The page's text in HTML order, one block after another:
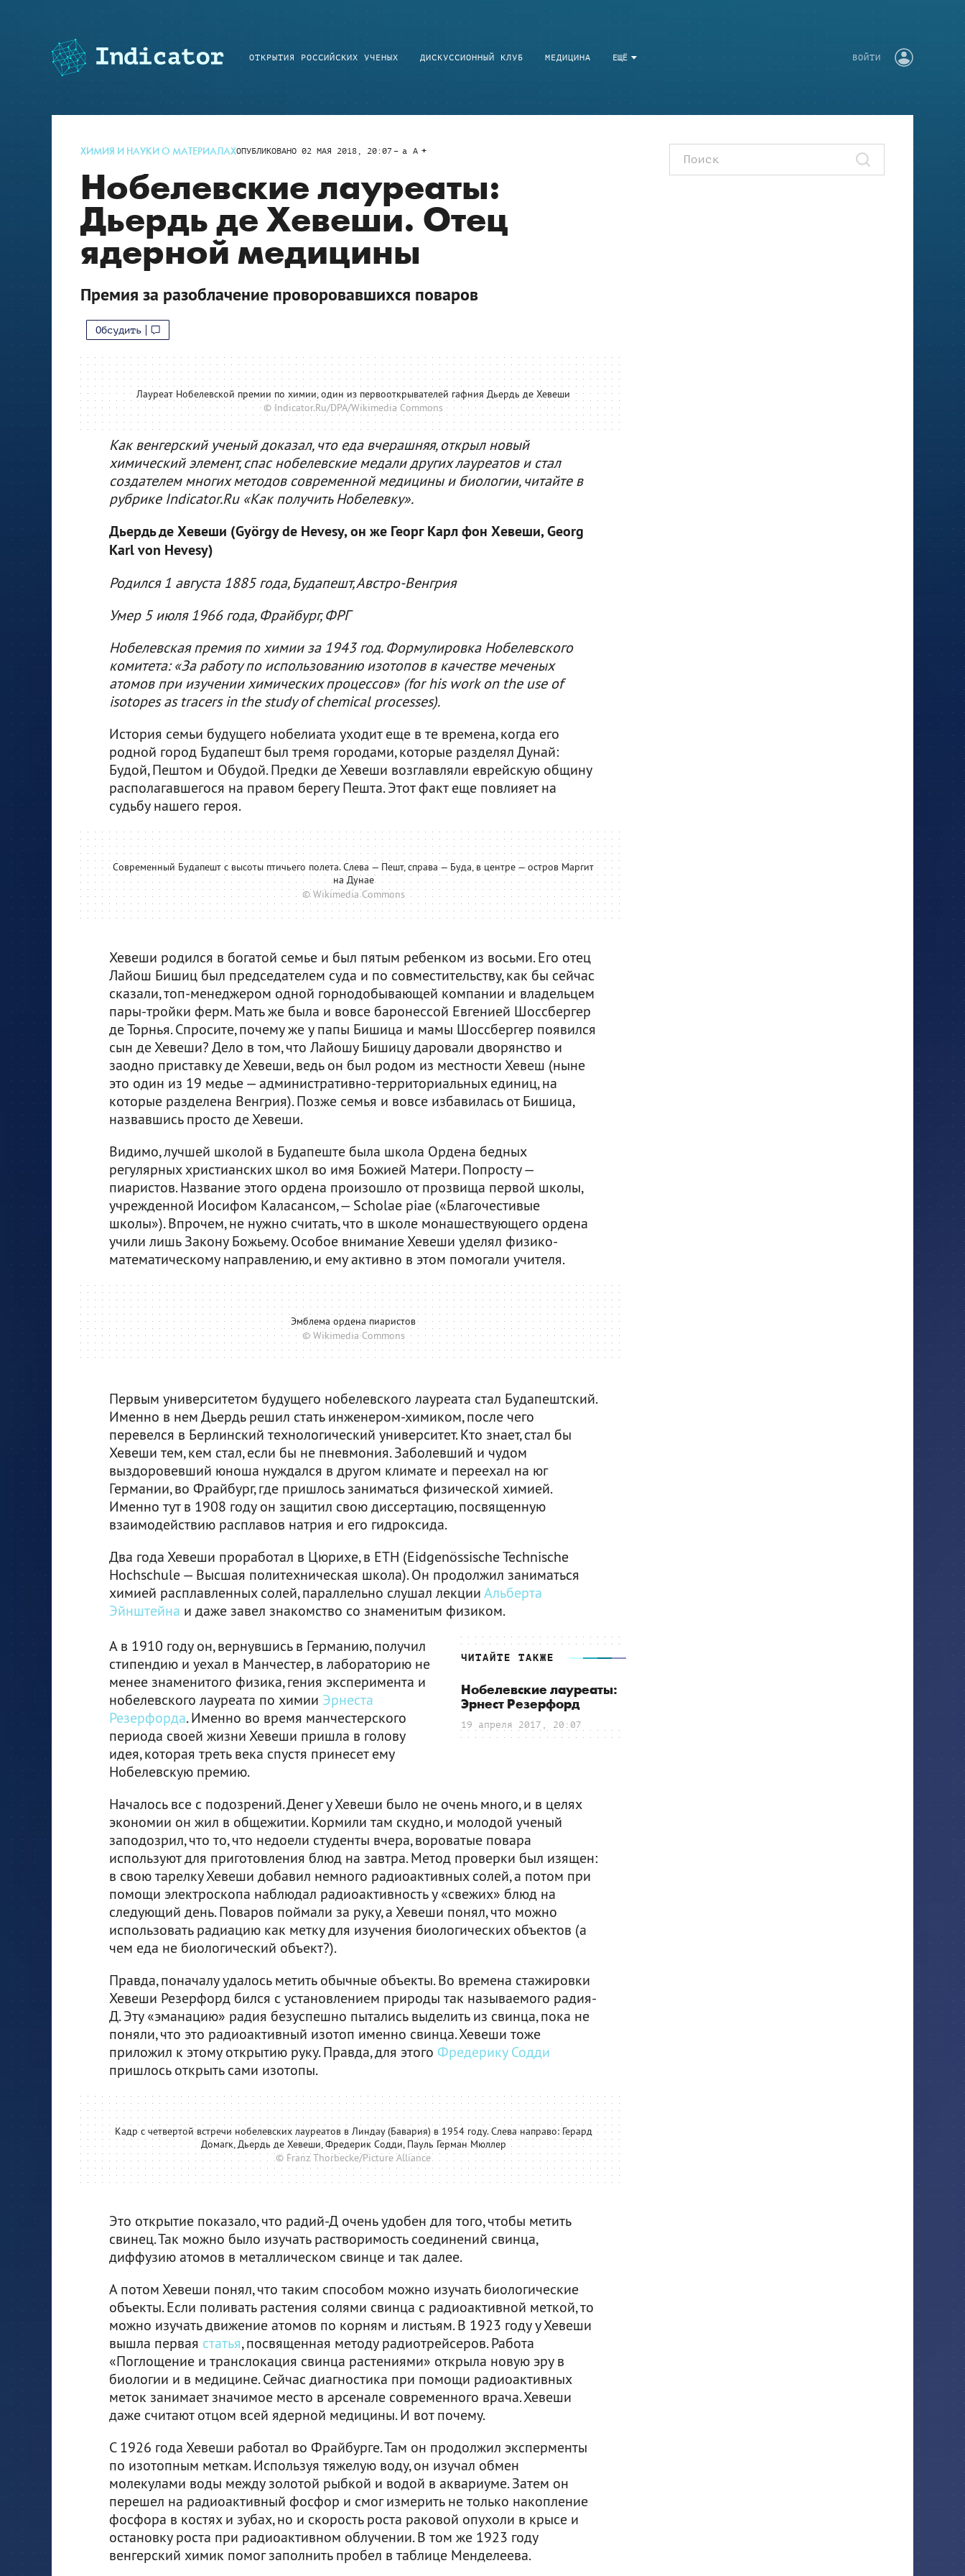
ЕЩЁ
ОТКРЫТИЯ РОССИЙСКИХ УЧЕНЫХ ДИСКУССИОННЫЙ КЛУБ МЕДИЦИНА ВОЙТИ
ХИМИЯ И НАУКИ О МАТЕРИАЛАХОПУБЛИКОВАНО 02 МАЯ 2018, 20:07 a A
Нобелевские лауреаты:
Дьердь де Хевеши. Отец
ядерной медицины
Премия за разоблачение проворовавшихся поваров
Обсудить
Лауреат Нобелевской премии по химии, один из первооткрывателей гафния Дьердь де Хевеши
© Indicator.Ru/DPA/Wikimedia Commons
Как венгерский ученый доказал, что еда вчерашняя, открыл новый
химический элемент, спас нобелевские медали других лауреатов и стал
создателем многих методов современной медицины и биологии, читайте в
рубрике Indicator.Ru «Как получить Нобелевку».
Дьердь де Хевеши (György de Hevesy, он же Георг Карл фон Хевеши, Georg
Karl von Hevesy)
Родился 1 августа 1885 года, Будапешт, Австро-Венгрия
Умер 5 июля 1966 года, Фрайбург, ФРГ
Нобелевская премия по химии за 1943 год. Формулировка Нобелевского
комитета: «За работу по использованию изотопов в качестве меченых
атомов при изучении химических процессов» (for his work on the use of
isotopes as tracers in the study of chemical processes).
История семьи будущего нобелиата уходит еще в те времена, когда его
родной город Будапешт был тремя городами, которые разделял Дунай:
Будой, Пештом и Обудой. Предки де Хевеши возглавляли еврейскую общину
располагавшегося на правом берегу Пешта. Этот факт еще повлияет на
судьбу нашего героя.
Современный Будапешт с высоты птичьего полета. Слева — Пешт, справа — Буда, в центре — остров Маргит
на Дунае
© Wikimedia Commons
Хевеши родился в богатой семье и был пятым ребенком из восьми. Его отец
Лайош Бишиц был председателем суда и по совместительству, как бы сейчас
сказали, топ-менеджером одной горнодобывающей компании и владельцем
пары-тройки ферм. Мать же была и вовсе баронессой Евгенией Шоссбергер
де Торнья. Спросите, почему же у папы Бишица и мамы Шоссбергер появился
сын де Хевеши? Дело в том, что Лайошу Бишицу даровали дворянство и
заодно приставку де Хевеши, ведь он был родом из местности Хевеш (ныне
это один из 19 медье — административно-территориальных единиц, на
которые разделена Венгрия). Позже семья и вовсе избавилась от Бишица,
назвавшись просто де Хевеши.
Видимо, лучшей школой в Будапеште была школа Ордена бедных
регулярных христианских школ во имя Божией Матери. Попросту —
пиаристов. Название этого ордена произошло от прозвища первой школы,
учрежденной Иосифом Каласансом, — Scholaе piaе («Благочестивые
школы»). Впрочем, не нужно считать, что в школе монашествующего ордена
учили лишь Закону Божьему. Особое внимание Хевеши уделял физико-
математическому направлению, и ему активно в этом помогали учителя.
Эмблема ордена пиаристов
© Wikimedia Commons
Первым университетом будущего нобелевского лауреата стал Будапештский.
Именно в нем Дьердь решил стать инженером-химиком, после чего
перевелся в Берлинский технологический университет. Кто знает, стал бы
Хевеши тем, кем стал, если бы не пневмония. Заболевший и чудом
выздоровевший юноша нуждался в другом климате и переехал на юг
Германии, во Фрайбург, где пришлось заниматься физической химией.
Именно тут в 1908 году он защитил свою диссертацию, посвященную
взаимодействию расплавов натрия и его гидроксида.
Два года Хевеши проработал в Цюрихе, в ETH (Eidgenössische Technische
Hochschule — Высшая политехническая школа). Он продолжил заниматься
химией расплавленных солей, параллельно слушал лекции Альберта
Эйнштейна и даже завел знакомство со знаменитым физиком.
ЧИТАЙТЕ ТАКЖЕ
Нобелевские лауреаты:
Эрнест Резерфорд
19 апреля 2017, 20:07
А в 1910 году он, вернувшись в Германию, получил
стипендию и уехал в Манчестер, в лабораторию не
менее знаменитого физика, гения эксперимента и
нобелевского лауреата по химии Эрнеста
Резерфорда. Именно во время манчестерского
периода своей жизни Хевеши пришла в голову
идея, которая треть века спустя принесет ему
Нобелевскую премию.
Началось все с подозрений. Денег у Хевеши было не очень много, и в целях
экономии он жил в общежитии. Кормили там скудно, и молодой ученый
заподозрил, что то, что недоели студенты вчера, вороватые повара
используют для приготовления блюд на завтра. Метод проверки был изящен:
в свою тарелку Хевеши добавил немного радиоактивных солей, а потом при
помощи электроскопа наблюдал радиоактивность у «свежих» блюд на
следующий день. Поваров поймали за руку, а Хевеши понял, что можно
использовать радиацию как метку для изучения биологических объектов (а
чем еда не биологический объект?).
Правда, поначалу удалось метить обычные объекты. Во времена стажировки
Хевеши Резерфорд бился с установлением природы так называемого радия-
Д. Эту «эманацию» радия безуспешно пытались выделить из свинца, пока не
поняли, что это радиоактивный изотоп именно свинца. Хевеши тоже
приложил к этому открытию руку. Правда, для этого Фредерику Содди
пришлось открыть сами изотопы.
Кадр с четвертой встречи нобелевских лауреатов в Линдау (Бавария) в 1954 году. Слева направо: Герард
Домагк, Дьердь де Хевеши, Фредерик Содди, Пауль Герман Мюллер
© Franz Thorbecke/Picture Alliance
Это открытие показало, что радий-Д очень удобен для того, чтобы метить
свинец. Так можно было изучать растворимость соединений свинца,
диффузию атомов в металлическом свинце и так далее.
А потом Хевеши понял, что таким способом можно изучать биологические
объекты. Если поливать растения солями свинца с радиоактивной меткой, то
можно изучать движение атомов по корням и листьям. В 1923 году у Хевеши
вышла первая статья, посвященная методу радиотрейсеров. Работа
«Поглощение и транслокация свинца растениями» открыла новую эру в
биологии и в медицине. Сейчас диагностика при помощи радиоактивных
меток занимает значимое место в арсенале современного врача. Хевеши
даже считают отцом всей ядерной медицины. И вот почему.
С 1926 года Хевеши работал во Фрайбурге. Там он продолжил эксперменты
по изотопным меткам. Используя тяжелую воду, он изучал обмен
молекулами воды между золотой рыбкой и водой в аквариуме. Затем он
перешел на радиоактивный фосфор и смог измерить не только накопление
фосфора в костях и зубах, но и скорость роста раковой опухоли в крысе и
остановку роста при радиоактивном облучении. В том же 1923 году
венгерский химик помог заполнить пробел в таблице Менделеева.